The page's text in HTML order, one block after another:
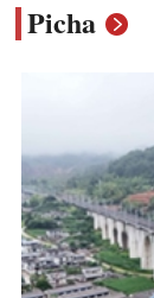
Picha